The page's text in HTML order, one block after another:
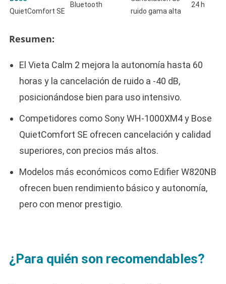
QuietComfort SE
Bluetooth
ruido gama alta
24 h
Resumen:
El Vieta Calm 2 mejora la autonomía hasta 60
horas y la cancelación de ruido a -40 dB,
posicionándose bien para uso intensivo.
Competidores como Sony WH-1000XM4 y Bose
QuietComfort SE ofrecen cancelación y calidad
superiores, con precios más altos.
Modelos más económicos como Edifier W820NB
ofrecen buen rendimiento básico y autonomía,
pero con menor prestigio.
¿Para quién son recomendables?